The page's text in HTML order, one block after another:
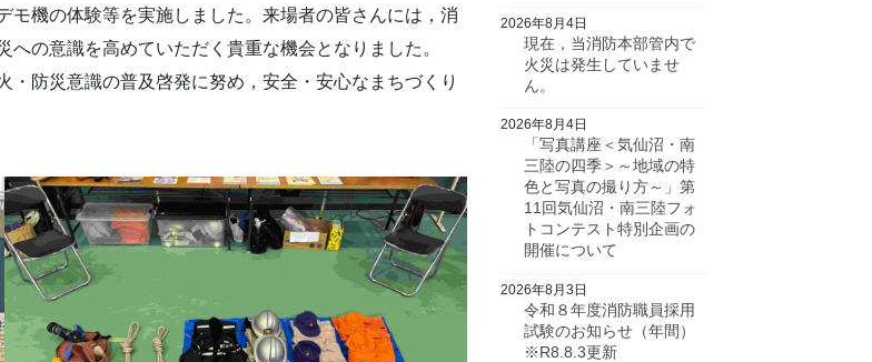
機の体験等を実施しました。来場者の皆さんには，消
の意識を高めていただく貴重な機会となりました。
防災意識の普及啓発に努め，安全・安心なまちづくり
現在，当消防本部管内で
火災は発生していませ
ん。
2026年8月4日
「写真講座＜気仙沼・南
三陸の四季＞～地域の特
色と写真の撮り方～」第
11回気仙沼・南三陸フォ
トコンテスト特別企画の
開催について
2026年8月4日
令和８年度消防職員採用
試験のお知らせ（年間）
※R8.8.3更新
2026年8月3日